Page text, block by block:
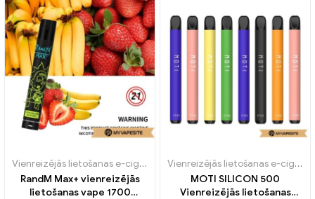
Vienreizējās lietošanas e-cigaretes
RandM Max+ vienreizējās
lietošanas vape 1700
Vienreizējās lietošanas e-cigaretes
MOTI SILICON 500
Vienreizējās lietošanas